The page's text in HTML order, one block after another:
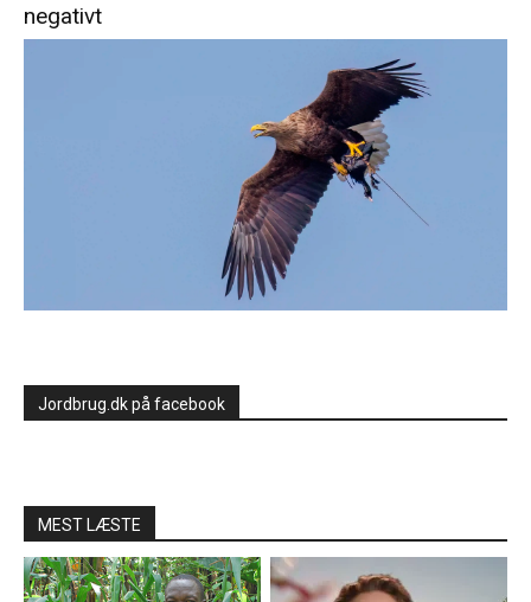
negativt
Jordbrug.dk på facebook
MEST LÆSTE